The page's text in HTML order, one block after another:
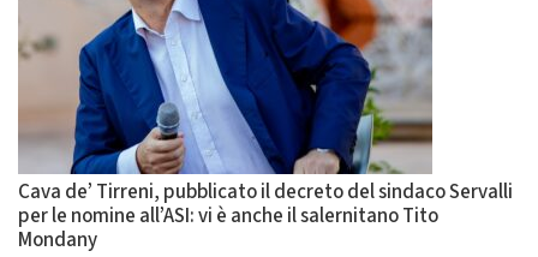
Cava de’ Tirreni, pubblicato il decreto del sindaco Servalli
per le nomine all’ASI: vi è anche il salernitano Tito
Mondany